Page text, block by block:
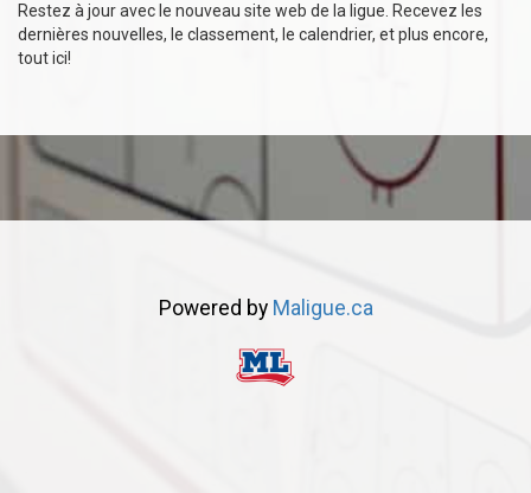
Restez à jour avec le nouveau site web de la ligue. Recevez les
dernières nouvelles, le classement, le calendrier, et plus encore,
tout ici!
Powered by Maligue.ca